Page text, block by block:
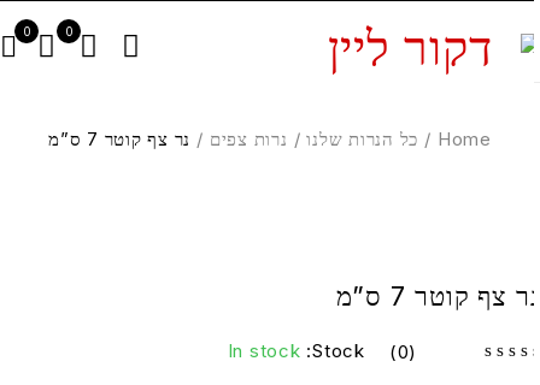
0
0
Home כל הנרות שלנו / נרות צפים נר צף קוטר 7 ס”מ
צף קוטר 7 ס”מ
Stock:
In stock